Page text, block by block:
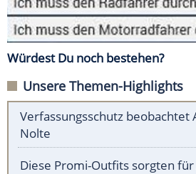
Würdest Du noch bestehen?
Unsere Themen-Highlights
Verfassungsschutz beobachtet
Nolte
Diese Promi-Outfits sorgten